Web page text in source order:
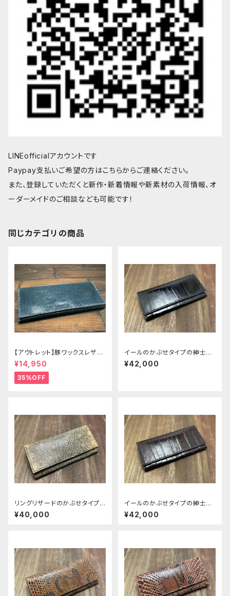
LINEofficialアカウントです
Paypay支払いご希望の方はこちらからご連絡ください。
また、登録していただくと新作・新着情報や新素材の入荷情報、オ
ーダーメイドのご相談なども可能です！
同じカテゴリの商品
【アウトレット】豚ワックスレザー
のかぶせタイプの紳士長財布
¥14,950
35%OFF
イールのかぶせタイプの紳士長
財布ver.2
¥42,000
リングリザードのかぶせタイプ
の紳士長財布ver.2
¥40,000
イールのかぶせタイプの紳士長
財布ver.2
¥42,000